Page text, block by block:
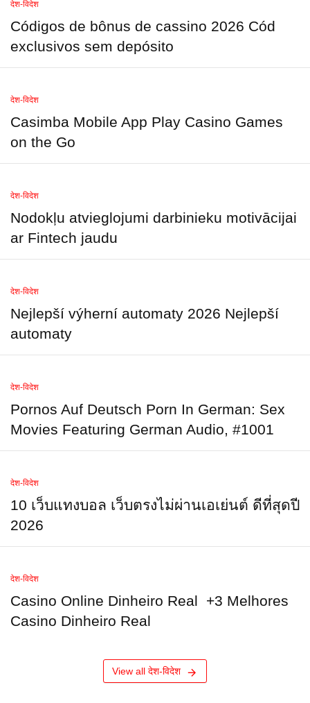
देश-विदेश
Códigos de bônus de cassino 2026 Cód
exclusivos sem depósito
देश-विदेश
Casimba Mobile App Play Casino Games
on the Go
देश-विदेश
Nodokļu atvieglojumi darbinieku motivācijai
ar Fintech jaudu
देश-विदेश
Nejlepší výherní automaty 2026 Nejlepší
automaty
देश-विदेश
Pornos Auf Deutsch Porn In German: Sex
Movies Featuring German Audio, #1001
देश-विदेश
10 เว็บแทงบอล เว็บตรงไม่ผ่านเอเย่นต์ ดีที่สุดปี
2026
देश-विदेश
Casino Online Dinheiro Real ️ +3 Melhores
Casino Dinheiro Real
View all देश-विदेश